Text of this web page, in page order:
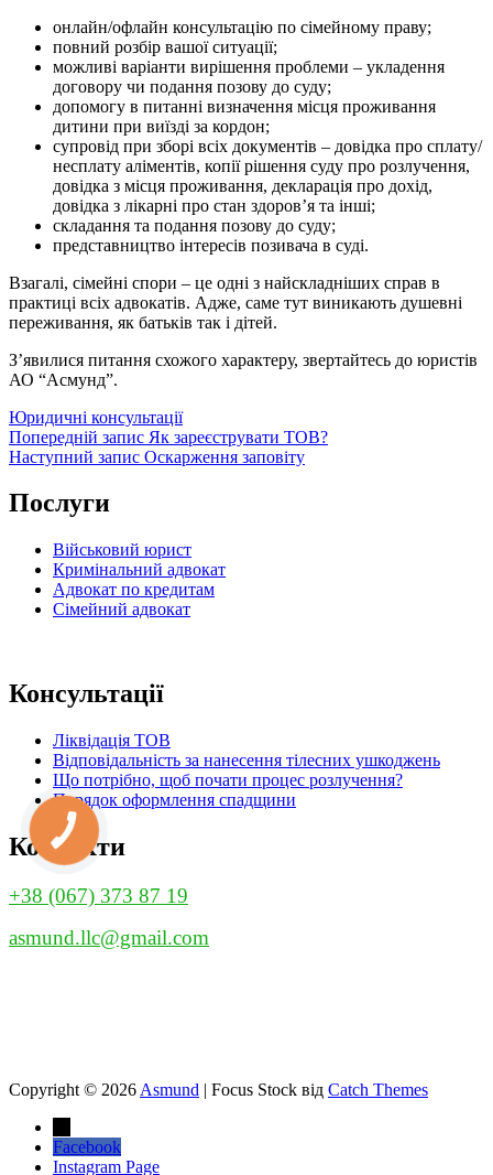
онлайн/офлайн консультацію по сімейному праву;
повний розбір вашої ситуації;
можливі варіанти вирішення проблеми – укладення
договору чи подання позову до суду;
допомогу в питанні визначення місця проживання
дитини при виїзді за кордон;
супровід при зборі всіх документів – довідка про сплату/
несплату аліментів, копії рішення суду про розлучення,
довідка з місця проживання, декларація про дохід,
довідка з лікарні про стан здоров’я та інші;
складання та подання позову до суду;
представництво інтересів позивача в суді.
Взагалі, сімейні спори – це одні з найскладніших справ в
практиці всіх адвокатів. Адже, саме тут виникають душевні
переживання, як батьків так і дітей.
З’явилися питання схожого характеру, звертайтесь до юристів
АО “Асмунд”.
Категорії
Юридичні консультації
Навігація
записів
Попередній
запис
Попередній запис Як зареєструвати ТОВ?
Наступний
Наступний запис Оскарження заповіту
Послуги
Військовий юрист
Кримінальний адвокат
Адвокат по кредитам
Сімейний адвокат
Консультації
Ліквідація ТОВ
Відповідальність за нанесення тілесних ушкоджень
Що потрібно, щоб почати процес розлучення?
Порядок оформлення спадщини
Контакти
+38 (067) 373 87 19
asmund.llc@gmail.com
Copyright © 2026 Asmund | Focus Stock від Catch Themes
Facebook
Instagram Page
КНОПКА
ЗВ'ЯЗКУ